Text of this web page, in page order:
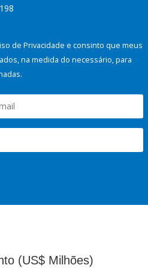
de Privacidade e consinto que meus
na medida do necessário, para
(US$ Milhões)